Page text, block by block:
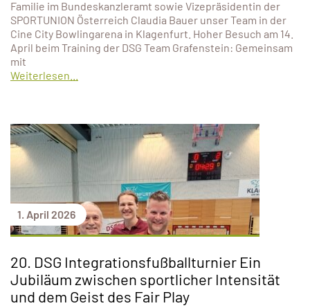
Familie im Bundeskanzleramt sowie Vizepräsidentin der
SPORTUNION Österreich Claudia Bauer unser Team in der
Cine City Bowlingarena in Klagenfurt. Hoher Besuch am 14.
April beim Training der DSG Team Grafenstein: Gemeinsam
mit
Weiterlesen...
1. April 2026
20. DSG Integrationsfußballturnier Ein
Jubiläum zwischen sportlicher Intensität
und dem Geist des Fair Play